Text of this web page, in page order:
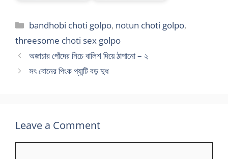
Categories
bandhobi choti golpo, notun choti golpo,
threesome choti sex golpo
অজাচার পোঁদের নিচে বালিশ দিয়ে ঠাপানো – ২
সৎ বোনের পিংক প্যান্টি বড় দুধ
Leave a Comment